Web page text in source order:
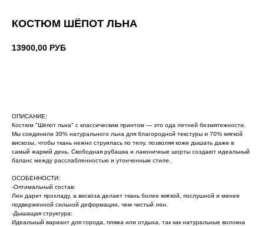
КОСТЮМ ШЁПОТ ЛЬНА
13900,00 РУБ
ОПИСАНИЕ:
Костюм "Шёпот льна" с классическим принтом — это ода летней безмятежности.
Мы соединили 30% натурального льна для благородной текстуры и 70% мягкой
вискозы, чтобы ткань нежно струилась по телу, позволяя коже дышать даже в
самый жаркий день. Свободная рубашка и лаконичные шорты создают идеальный
баланс между расслабленностью и утонченным стиле.
ОСОБЕННОСТИ:
-Оптимальный состав:
Лен дарит прохладу, а вискоза делает ткань более мягкой, послушной и менее
подверженной сильной деформации, чем чистый лен.
-Дышащая структура:
Идеальный вариант для города, пляжа или отдыха, так как натуральные волокна